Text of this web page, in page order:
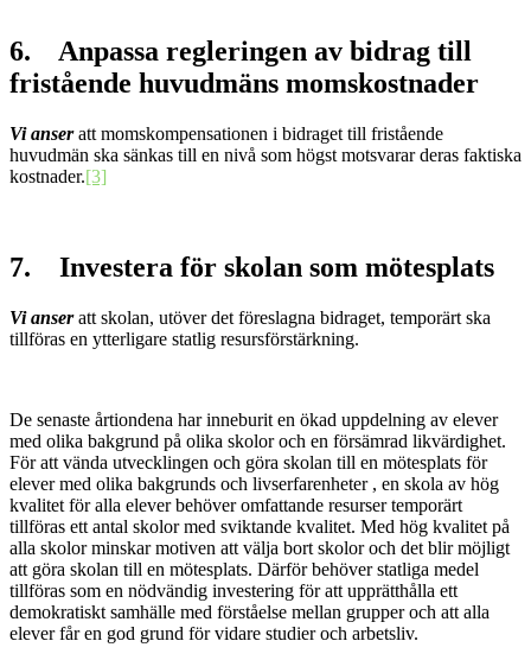
6. Anpassa regleringen av bidrag till
fristående huvudmäns momskostnader
Vi anseratt momskompensationen i bidraget till fristående
huvudmän ska sänkas till en nivå som högst motsvarar deras faktiska
kostnader.[3]
7. Investera för skolan som mötesplats
Vi anseratt skolan, utöver det föreslagna bidraget, temporärt ska
tillföras en ytterligare statlig resursförstärkning.
De senaste årtiondena har inneburit en ökad uppdelning av elever
med olika bakgrund på olika skolor och en försämrad likvärdighet.
För att vända utvecklingen och göra skolan till en mötesplats för
elever med olika bakgrunds och livserfarenheter , en skola av hög
kvalitet för alla elever behöver omfattande resurser temporärt
tillföras ett antal skolor med sviktande kvalitet. Med hög kvalitet på
alla skolor minskar motiven att välja bort skolor och det blir möjligt
att göra skolan till en mötesplats. Därför behöver statliga medel
tillföras som en nödvändig investering för att upprätthålla ett
demokratiskt samhälle med förståelse mellan grupper och att alla
elever får en god grund för vidare studier och arbetsliv.